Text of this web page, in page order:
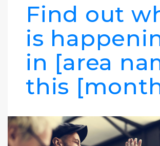
Find out
is
in [area
this